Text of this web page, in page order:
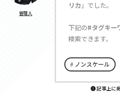
管理人
リカ 」でした。
下記の#タグキー
検索できます。
ノンスケール
記事上に